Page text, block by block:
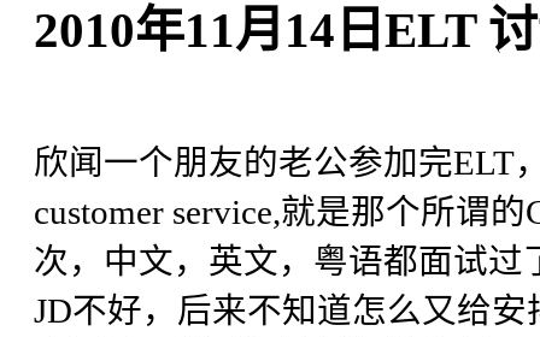
2010年11月14日ELT
欣闻一个朋友的老公参加完ELT
customer service,就是那个所谓
次，中文，英文，粤语都面试
JD不好，后来不知道怎么又给